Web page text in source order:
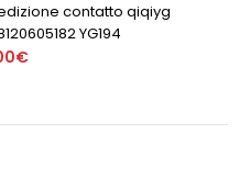
contatto qiqiyg
YG194